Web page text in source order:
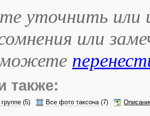
уточнить или
или
также:
(5) Все фото таксона(7)